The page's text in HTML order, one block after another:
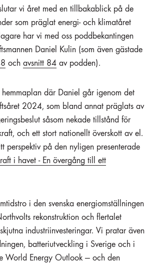
vi året med en tillbakablick på de
som präglat energi- och klimatåret
har vi med oss poddbekantingen
Daniel Kulin (som även gästade
och avsnitt 84 av podden).
där Daniel går igenom det
2024, som bland annat präglats av
såsom nekade tillstånd för
och ett stort nationellt överskott av el.
perspektiv på den nyligen presenterade
i havet - En övergång till ett
i den svenska energiomställningen
rekonstruktion och flertalet
industriinvesteringar. Vi pratar även
batteriutveckling i Sverige och i
World Energy Outlook — och den